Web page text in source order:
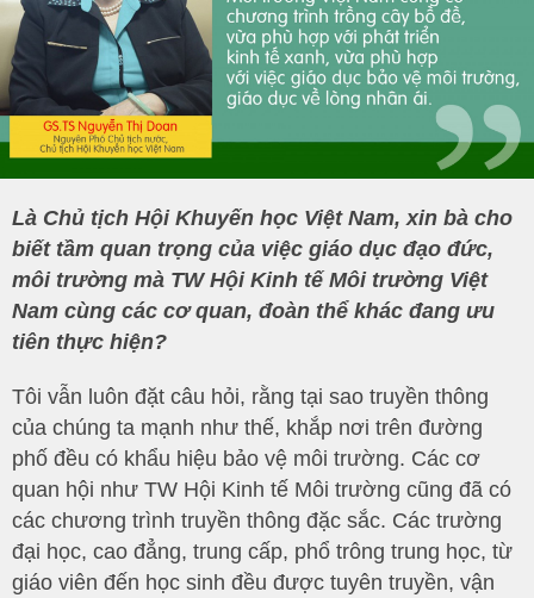
Là Chủ tịch Hội Khuyến học Việt Nam, xin bà cho
biết tầm quan trọng của việc giáo dục đạo đức,
môi trường mà TW Hội Kinh tế Môi trường Việt
Nam cùng các cơ quan, đoàn thể khác đang ưu
tiên thực hiện?
Tôi vẫn luôn đặt câu hỏi, rằng tại sao truyền thông
của chúng ta mạnh như thế, khắp nơi trên đường
phố đều có khẩu hiệu bảo vệ môi trường. Các cơ
quan hội như TW Hội Kinh tế Môi trường cũng đã có
các chương trình truyền thông đặc sắc. Các trường
đại học, cao đẳng, trung cấp, phổ trông trung học, từ
giáo viên đến học sinh đều được tuyên truyền, vận